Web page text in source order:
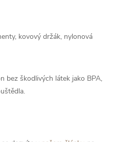
kovový držák, nylonová
bez škodlivých látek jako BPA,